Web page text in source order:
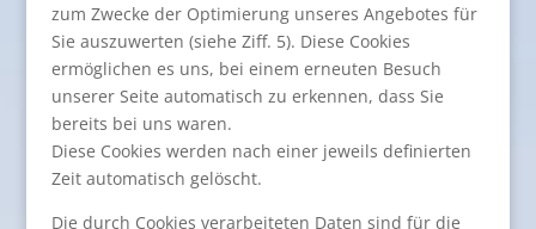
zum Zwecke der Optimierung unseres Angebotes für
Sie auszuwerten (siehe Ziff. 5). Diese Cookies
ermöglichen es uns, bei einem erneuten Besuch
unserer Seite automatisch zu erkennen, dass Sie
bereits bei uns waren.
Diese Cookies werden nach einer jeweils definierten
Zeit automatisch gelöscht.
Die durch Cookies verarbeiteten Daten sind für die